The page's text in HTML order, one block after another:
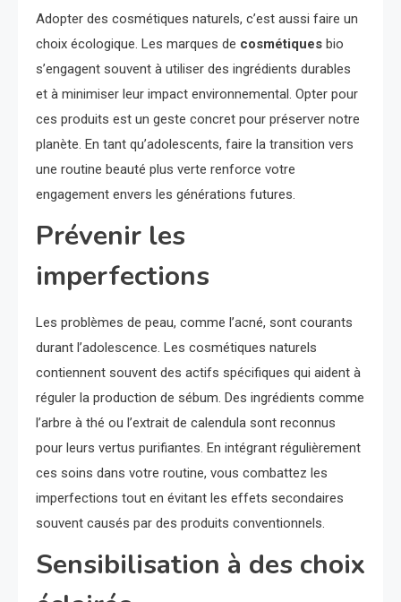
Adopter des cosmétiques naturels, c’est aussi faire un
choix écologique. Les marques de cosmétiques bio
s’engagent souvent à utiliser des ingrédients durables
et à minimiser leur impact environnemental. Opter pour
ces produits est un geste concret pour préserver notre
planète. En tant qu’adolescents, faire la transition vers
une routine beauté plus verte renforce votre
engagement envers les générations futures.
Prévenir les
imperfections
Les problèmes de peau, comme l’acné, sont courants
durant l’adolescence. Les cosmétiques naturels
contiennent souvent des actifs spécifiques qui aident à
réguler la production de sébum. Des ingrédients comme
l’arbre à thé ou l’extrait de calendula sont reconnus
pour leurs vertus purifiantes. En intégrant régulièrement
ces soins dans votre routine, vous combattez les
imperfections tout en évitant les effets secondaires
souvent causés par des produits conventionnels.
Sensibilisation à des choix